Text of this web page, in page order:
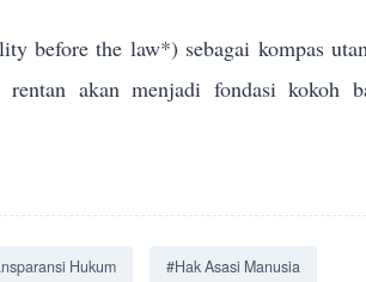
before the law*) sebagai kompas
rentan akan menjadi fondasi kokoh
Hukum #Hak Asasi Manusia